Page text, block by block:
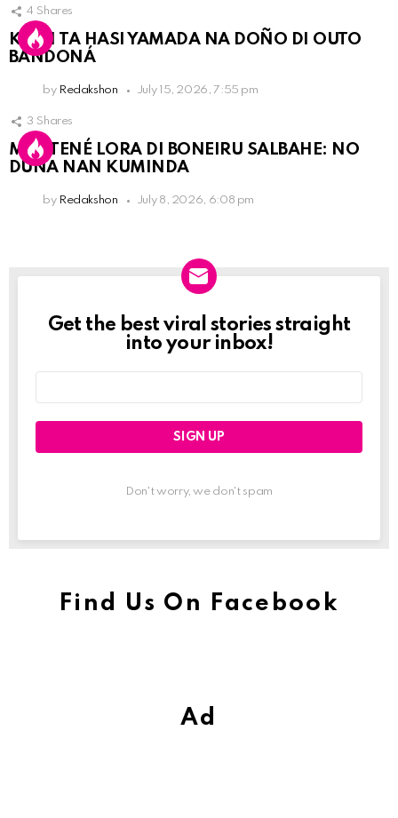
4 Shares
KPCN TA HASI YAMADA NA DOÑO DI OUTO
BANDONÁ
by Redakshon July 15, 2026, 7:55 pm
3 Shares
MANTENÉ LORA DI BONEIRU SALBAHE: NO
DUNA NAN KUMINDA
by Redakshon July 8, 2026, 6:08 pm
Newslett
Get the best viral stories straight
into your inbox!
Don't worry, we don't spam
Find Us On Facebook
Ad